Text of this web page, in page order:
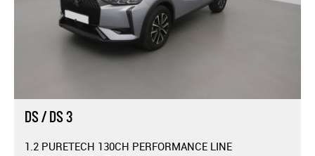
DS / DS 3
1.2 PURETECH 130CH PERFORMANCE LINE